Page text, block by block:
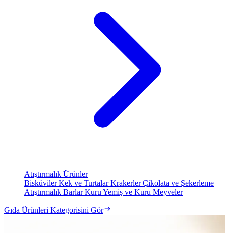
Atıştırmalık Ürünler
BisküvilerKek ve TurtalarKrakerlerÇikolata ve Şekerleme
Atıştırmalık BarlarKuru Yemiş ve Kuru Meyveler
Gıda Ürünleri Kategorisini Gör